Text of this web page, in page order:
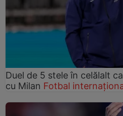
Duel de 5 stele în celălalt
cu Milan Fotbal